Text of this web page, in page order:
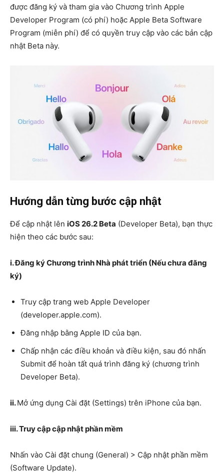
được đăng ký và tham gia vào Chương trình Apple
Developer Program (có phí) hoặc Apple Beta Software
Program (miễn phí) để có quyền truy cập vào các bản cập
nhật Beta này.
Hướng dẫn từng bước cập nhật
Để cập nhật lên iOS 26.2 Beta (Developer Beta), bạn thực
hiện theo các bước sau:
i. Đăng ký Chương trình Nhà phát triển (Nếu chưa đăng
ký)
Truy cập trang web Apple Developer
(developer.apple.com).
Đăng nhập bằng Apple ID của bạn.
Chấp nhận các điều khoản và điều kiện, sau đó nhấn
Submit để hoàn tất quá trình đăng ký (chương trình
Developer Beta).
ii.Mở ứng dụng Cài đặt (Settings) trên iPhone của bạn.
iii. Truy cập cập nhật phần mềm
Nhấn vào Cài đặt chung (General) > Cập nhật phần mềm
(Software Update).